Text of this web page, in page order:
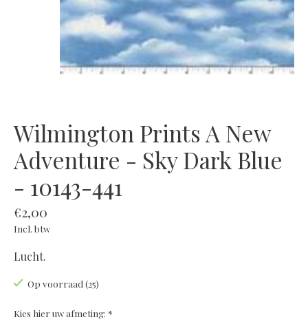
Wilmington Prints A New
Adventure - Sky Dark Blue
- 10143-441
€2,00
Incl. btw
Lucht.
Op voorraad (25)
Kies hier uw afmeting: *